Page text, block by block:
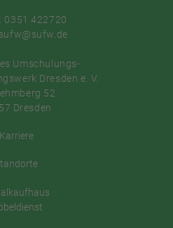
0351 422720
Umschulungs-
Dresden e. V.
52
Dresden
Karriere